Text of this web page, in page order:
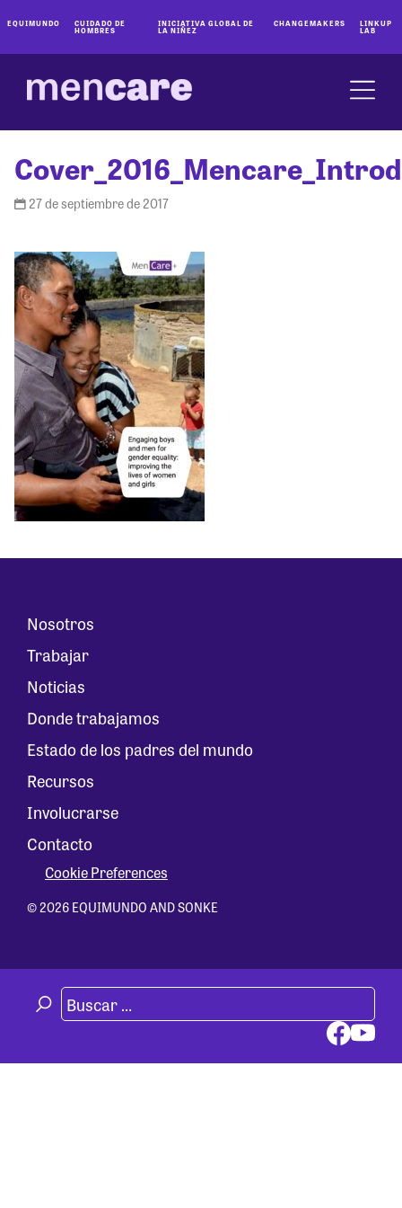
EQUIMUNDO CUIDADO DE
HOMBRES
INICIATIVA GLOBAL DE
LA NIÑEZ
CHANGEMAKERS LINKUP
LAB
27 de septiembre de 2017
Nosotros
Trabajar
Noticias
Donde trabajamos
Estado de los padres del mundo
Recursos
Involucrarse
Contacto
Cookie Preferences
© 2026 EQUIMUNDO AND SONKE